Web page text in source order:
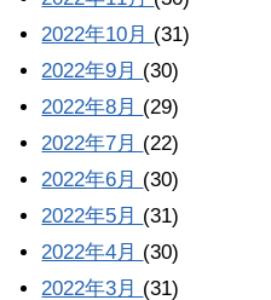
2022年10月 (31)
2022年9月 (30)
2022年8月 (29)
2022年7月 (22)
2022年6月 (30)
2022年5月 (31)
2022年4月 (30)
2022年3月 (31)